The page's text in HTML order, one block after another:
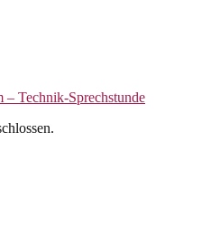
Technik-Sprechstunde